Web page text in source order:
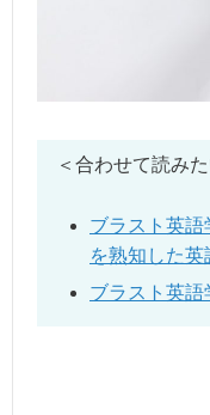
＜合わせて読み
ブラスト英
を熟知した
ブラスト英語